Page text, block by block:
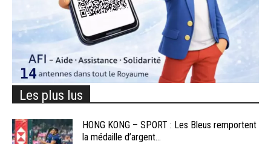
Les plus lus
HONG KONG – SPORT : Les Bleus remportent
la médaille d’argent...